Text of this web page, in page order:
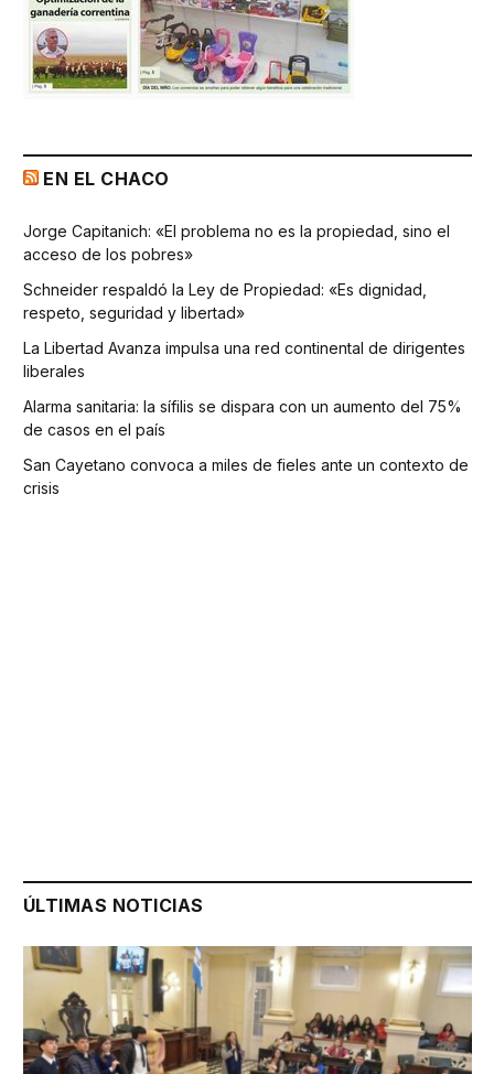
EN EL CHACO
Jorge Capitanich: «El problema no es la propiedad, sino el
acceso de los pobres»
Schneider respaldó la Ley de Propiedad: «Es dignidad,
respeto, seguridad y libertad»
La Libertad Avanza impulsa una red continental de dirigentes
liberales
Alarma sanitaria: la sífilis se dispara con un aumento del 75%
de casos en el país
San Cayetano convoca a miles de fieles ante un contexto de
crisis
ÚLTIMAS NOTICIAS